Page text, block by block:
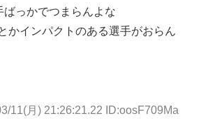
っかでつまらんよな
かインパクトのある選手がおらん
11(月) 21:26:21.22 ID:oosF709Ma